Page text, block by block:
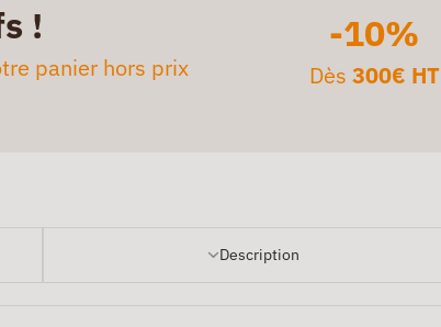
!
panier hors prix
-10%
Dès 300€ HT
Description